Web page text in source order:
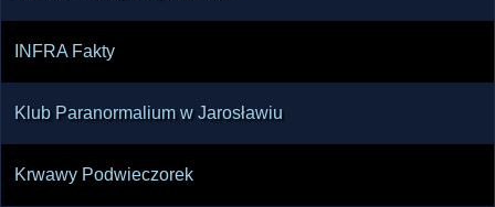
INFRA Fakty
Klub Paranormalium w Jarosławiu
Krwawy Podwieczorek